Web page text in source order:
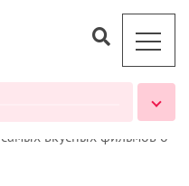
вкусных фильмов о